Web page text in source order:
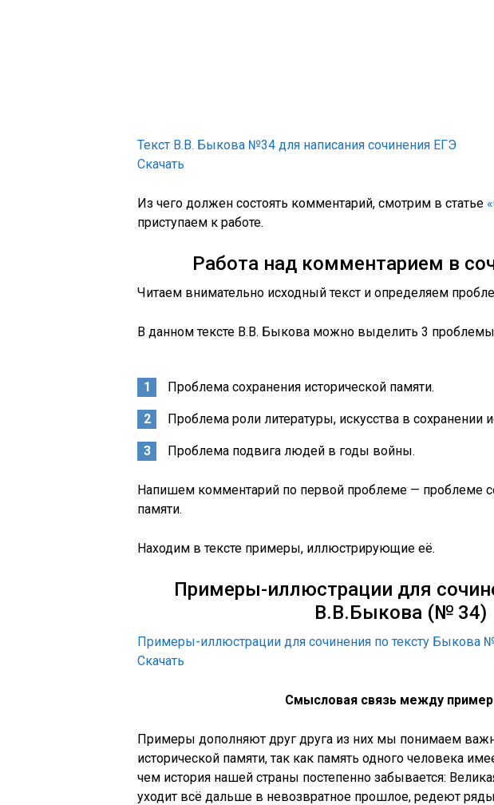
Текст В.В. Быкова №34 для написания сочинения ЕГЭ
Скачать
Из чего должен состоять комментарий, смотрим в статье
приступаем к работе.
Работа над комментарием в
Читаем внимательно исходный текст и определяем
В данном тексте В.В. Быкова можно выделить 3
Проблема сохранения исторической памяти.
Проблема роли литературы, искусства в сохранении
Проблема подвига людей в годы войны.
Напишем комментарий по первой проблеме — проблеме
памяти.
Находим в тексте примеры, иллюстрирующие её.
Примеры-иллюстрации для
В.В.Быкова (№ 34)
Примеры-иллюстрации для сочинения по тексту Быкова
Скачать
Смысловая связь между
Примеры дополняют друг друга из них мы понимаем
исторической памяти, так как память одного человека
чем история нашей страны постепенно забывается:
уходит всё дальше в невозвратное прошлое, редеют ряды